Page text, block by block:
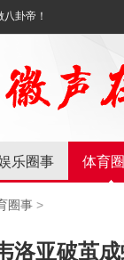
卦帝！
乐圈事 体育
圈事 >
洛亚破茧